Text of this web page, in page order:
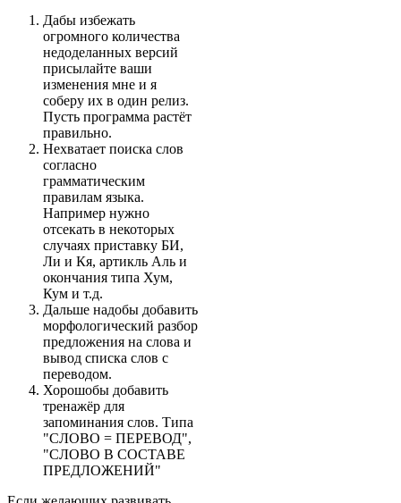
Дабы избежать
огромного количества
недоделанных версий
присылайте ваши
изменения мне и я
соберу их в один релиз.
Пусть программа растёт
правильно.
Нехватает поиска слов
согласно
грамматическим
правилам языка.
Например нужно
отсекать в некоторых
случаях приставку БИ,
Ли и Кя, артикль Аль и
окончания типа Хум,
Кум и т.д.
Дальше надобы добавить
морфологический разбор
предложения на слова и
вывод списка слов с
переводом.
Хорошобы добавить
тренажёр для
запоминания слов. Типа
"СЛОВО = ПЕРЕВОД",
"СЛОВО В СОСТАВЕ
ПРЕДЛОЖЕНИЙ"